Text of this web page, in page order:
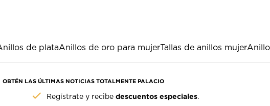
de plataAnillos de oro para mujerTallas de anillos mujer
OBTÉN LAS ÚLTIMAS NOTICIAS TOTALMENTE PALACIO
Regístrate y recibedescuentos especiales.